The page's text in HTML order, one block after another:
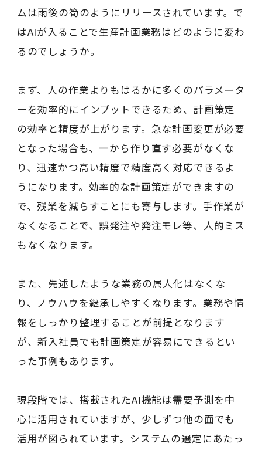
ムは雨後の筍のようにリリースされています。で
はAIが入ることで生産計画業務はどのように変わ
るのでしょうか。
まず、人の作業よりもはるかに多くのパラメータ
ーを効率的にインプットできるため、計画策定
の効率と精度が上がります。急な計画変更が必要
となった場合も、一から作り直す必要がなくな
り、迅速かつ高い精度で精度高く対応できるよ
うになります。効率的な計画策定ができますの
で、残業を減らすことにも寄与します。手作業が
なくなることで、誤発注や発注モレ等、人的ミス
もなくなります。
また、先述したような業務の属人化はなくな
り、ノウハウを継承しやすくなります。業務や情
報をしっかり整理することが前提となります
が、新入社員でも計画策定が容易にできるとい
った事例もあります。
現段階では、搭載されたAI機能は需要予測を中
心に活用されていますが、少しずつ他の面でも
活用が図られています。システムの選定にあたっ